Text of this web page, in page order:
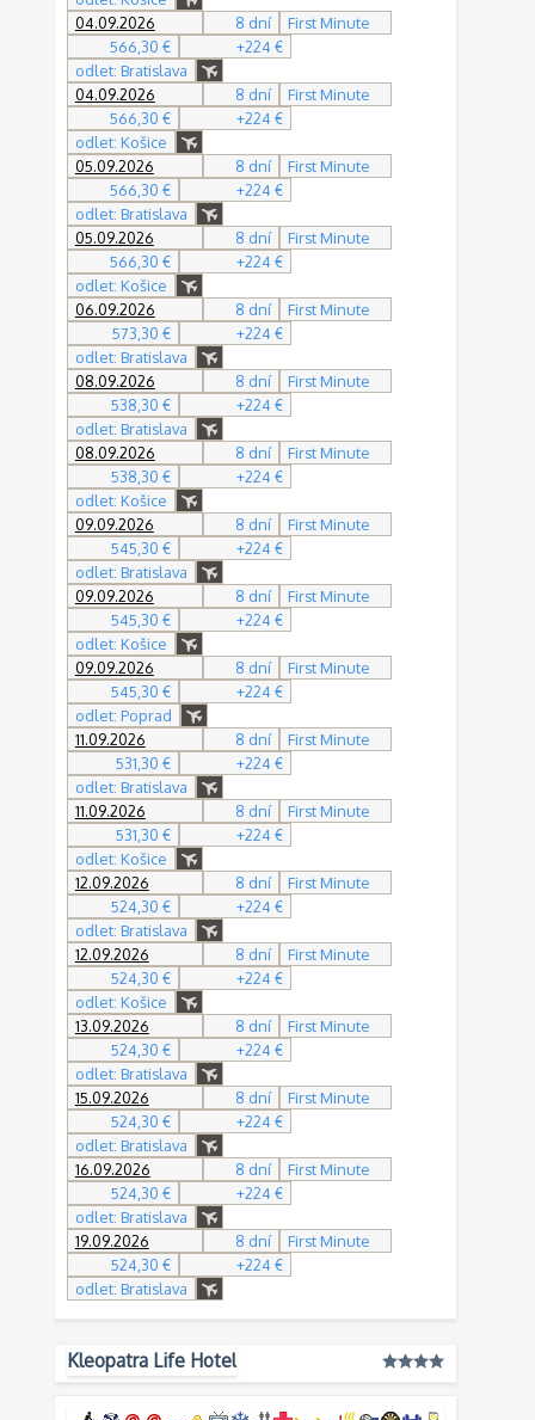
04.09.2026
8 dní
First Minute
566,30 €
+224 €
odlet: Bratislava
04.09.2026
8 dní
First Minute
566,30 €
+224 €
odlet: Košice
05.09.2026
8 dní
First Minute
566,30 €
+224 €
odlet: Bratislava
05.09.2026
8 dní
First Minute
566,30 €
+224 €
odlet: Košice
06.09.2026
8 dní
First Minute
573,30 €
+224 €
odlet: Bratislava
08.09.2026
8 dní
First Minute
538,30 €
+224 €
odlet: Bratislava
08.09.2026
8 dní
First Minute
538,30 €
+224 €
odlet: Košice
09.09.2026
8 dní
First Minute
545,30 €
+224 €
odlet: Bratislava
09.09.2026
8 dní
First Minute
545,30 €
+224 €
odlet: Košice
09.09.2026
8 dní
First Minute
545,30 €
+224 €
odlet: Poprad
11.09.2026
8 dní
First Minute
531,30 €
+224 €
odlet: Bratislava
11.09.2026
8 dní
First Minute
531,30 €
+224 €
odlet: Košice
12.09.2026
8 dní
First Minute
524,30 €
+224 €
odlet: Bratislava
12.09.2026
8 dní
First Minute
524,30 €
+224 €
odlet: Košice
13.09.2026
8 dní
First Minute
524,30 €
+224 €
odlet: Bratislava
15.09.2026
8 dní
First Minute
524,30 €
+224 €
odlet: Bratislava
16.09.2026
8 dní
First Minute
524,30 €
+224 €
odlet: Bratislava
19.09.2026
8 dní
First Minute
524,30 €
+224 €
odlet: Bratislava
Kleopatra Life Hotel